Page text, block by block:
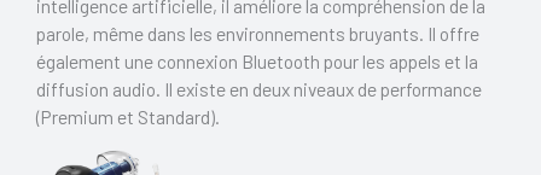
intelligence artificielle, il améliore la compréhension de la
parole, même dans les environnements bruyants. Il offre
également une connexion Bluetooth pour les appels et la
diffusion audio. Il existe en deux niveaux de performance
(Premium et Standard).